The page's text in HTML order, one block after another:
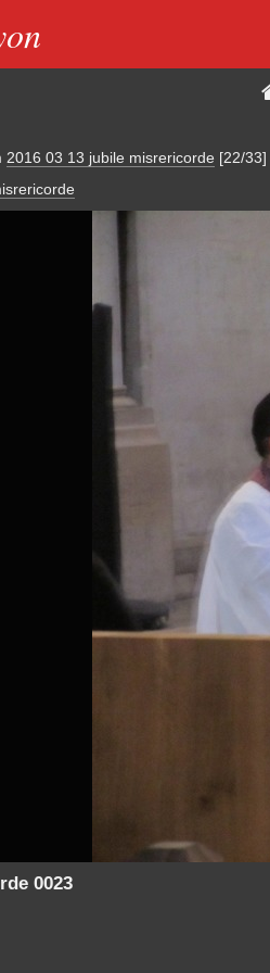
2016 03 13 jubile misrericorde [22/33]
0023